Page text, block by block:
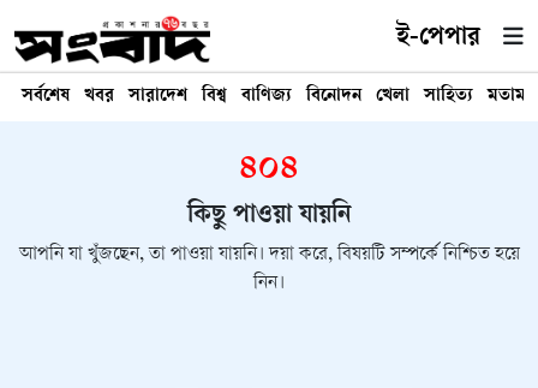
ই-পেপার
সর্বশেষ খবর সারাদেশ বিশ্ব বাণিজ্য বিনোদন খেলা সাহিত্য মতামত
৪০৪
কিছু পাওয়া যায়নি
আপনি যা খুঁজছেন, তা পাওয়া যায়নি। দয়া করে, বিষয়টি সম্পর্কে নিশ্চিত হয়ে
নিন।